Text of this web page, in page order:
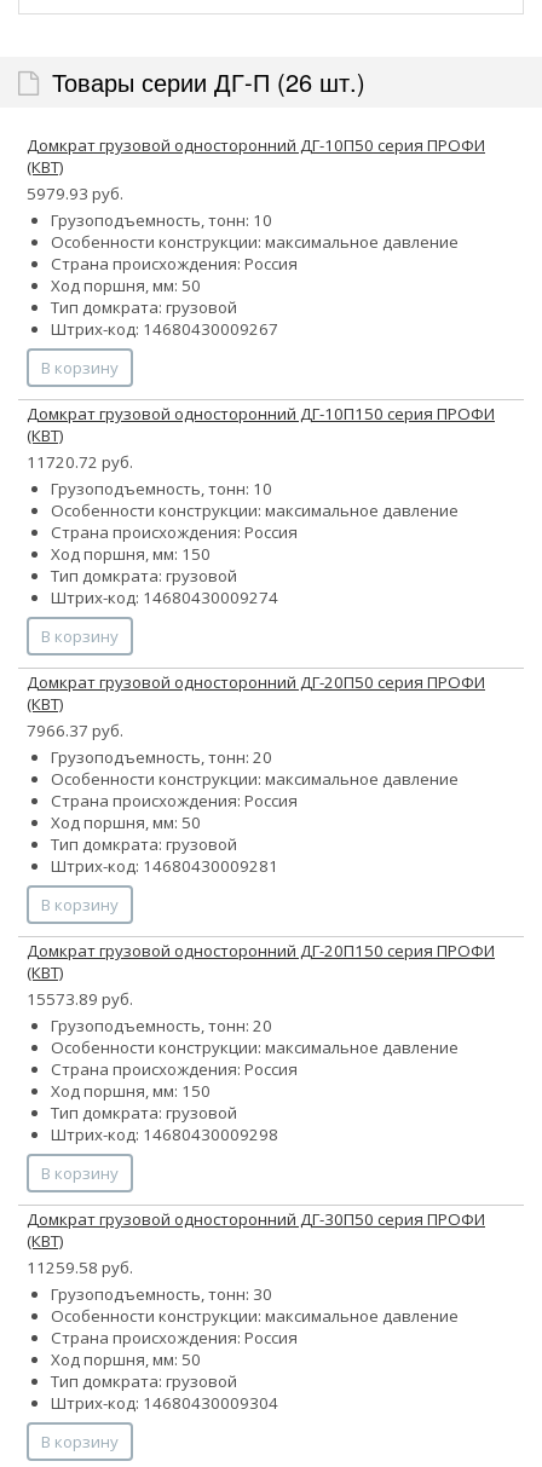
Товары серии ДГ-П (26 шт.)
Домкрат грузовой односторонний ДГ-10П50 серия ПРОФИ
(КВТ)
5979.93 руб.
Грузоподъемность, тонн: 10
Особенности конструкции: максимальное давление
Страна происхождения: Россия
Ход поршня, мм: 50
Тип домкрата: грузовой
Штрих-код: 14680430009267
В корзину
Домкрат грузовой односторонний ДГ-10П150 серия ПРОФИ
(КВТ)
11720.72 руб.
Грузоподъемность, тонн: 10
Особенности конструкции: максимальное давление
Страна происхождения: Россия
Ход поршня, мм: 150
Тип домкрата: грузовой
Штрих-код: 14680430009274
В корзину
Домкрат грузовой односторонний ДГ-20П50 серия ПРОФИ
(КВТ)
7966.37 руб.
Грузоподъемность, тонн: 20
Особенности конструкции: максимальное давление
Страна происхождения: Россия
Ход поршня, мм: 50
Тип домкрата: грузовой
Штрих-код: 14680430009281
В корзину
Домкрат грузовой односторонний ДГ-20П150 серия ПРОФИ
(КВТ)
15573.89 руб.
Грузоподъемность, тонн: 20
Особенности конструкции: максимальное давление
Страна происхождения: Россия
Ход поршня, мм: 150
Тип домкрата: грузовой
Штрих-код: 14680430009298
В корзину
Домкрат грузовой односторонний ДГ-30П50 серия ПРОФИ
(КВТ)
11259.58 руб.
Грузоподъемность, тонн: 30
Особенности конструкции: максимальное давление
Страна происхождения: Россия
Ход поршня, мм: 50
Тип домкрата: грузовой
Штрих-код: 14680430009304
В корзину